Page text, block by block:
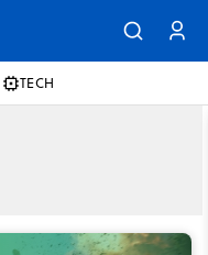
TECH